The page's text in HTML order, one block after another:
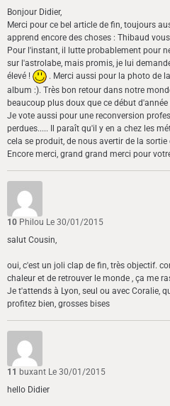
Bonjour Didier,
Merci pour ce bel article de fin, toujours
apprend encore des choses : Thibaud
Pour l'instant, il lutte probablement pour
sur l'astrolabe, mais promis, je lui
élevé !
. Merci aussi pour la photo de
album :). Très bon retour dans notre
beaucoup plus doux que ce début d'année
Je vote aussi pour une reconversion
perdues..... Il paraît qu'il y en a chez les
cela se produit, de nous avertir de la sortie
Encore merci, grand grand merci pour
10 Philou Le 30/01/2015
salut Cousin,
oui, c'est un joli clap de fin, très objectif.
chaleur et de retrouver le monde , ça me
Je t'attends à Lyon, seul ou avec Coralie,
profitez bien, grosses bises
11 buxant Le 30/01/2015
hello Didier